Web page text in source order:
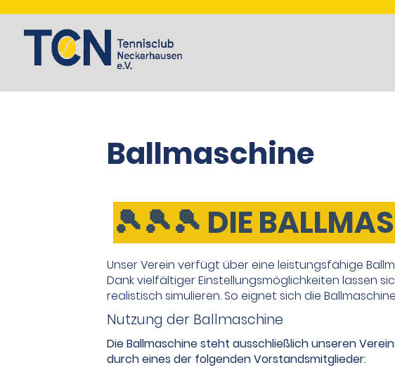
Ballmaschine
🎾🎾🎾 DIE
Unser Verein verfügt über eine leistungsfähige
Dank vielfältiger Einstellungsmöglichkeiten lassen
realistisch simulieren. So eignet sich die
Nutzung der Ballmaschine
Die Ballmaschine steht ausschließlich unseren
durch eines der folgenden Vorstandsmitglieder: